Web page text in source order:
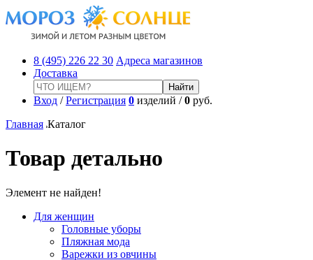
8 (495) 226 22 30 Адреса магазинов
Доставка
Вход /Регистрация 0 изделий /0 руб.
Главная Каталог
Товар детально
Элемент не найден!
Для женщин
Головные уборы
Пляжная мода
Варежки из овчины